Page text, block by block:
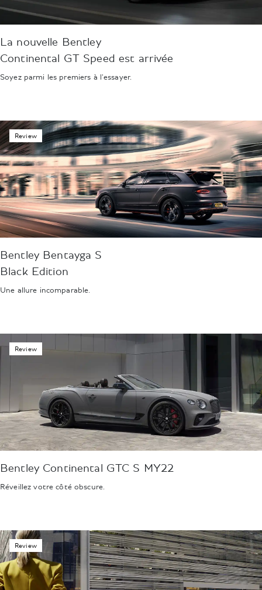
La nouvelle Bentley
Continental GT Speed est arrivée
Soyez parmi les premiers à l'essayer.
Bentley Bentayga S
Black Edition
Une allure incomparable.
Review
Bentley Continental GTC S MY22
Réveillez votre côté obscure.
Review
Review